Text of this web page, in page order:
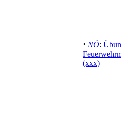
· NÖ:
(xxx)